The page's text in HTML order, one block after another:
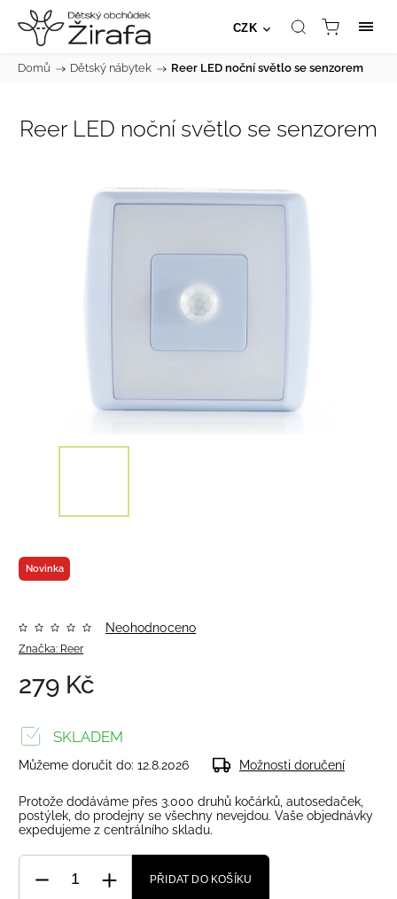
CZK
Domů / Dětský nábytek / Reer LED noční světlo se senzorem
Reer LED noční světlo se senzorem
Novinka
Značka: Reer
Neohodnoceno
279 Kč
SKLADEM
Můžeme doručit do: 12.8.2026 Možnosti doručení
Protože dodáváme přes 3.000 druhů kočárků, autosedaček,
postýlek, do prodejny se všechny nevejdou. Vaše objednávky
expedujeme z centrálního skladu.
PŘIDAT DO KOŠÍKU